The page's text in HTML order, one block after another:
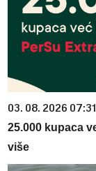
03. 08. 2026 07:31
25.000 kupaca
više